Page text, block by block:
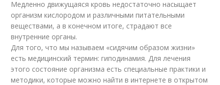
Медленно движущаяся кровь недостаточно насыщает
организм кислородом и различными питательными
веществами, а в конечном итоге, страдают все
внутренние органы.
Для того, что мы называем «сидячим образом жизни»
есть медицинский термин: гиподинамия. Для лечения
этого состояние организма есть специальные практики и
методики, которые можно найти в интернете в открытом